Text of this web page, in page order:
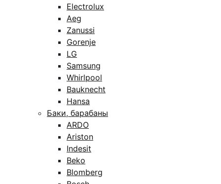
Electrolux
Aeg
Zanussi
Gorenje
LG
Samsung
Whirlpool
Bauknecht
Hansa
Баки, барабаны
ARDO
Ariston
Indesit
Beko
Blomberg